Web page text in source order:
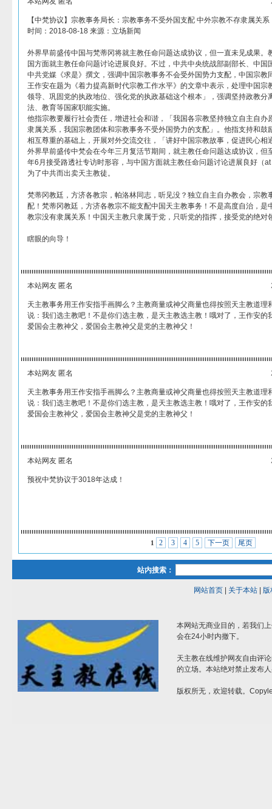
【中梵协议】宗教事务局长：宗教事务不受外国支配 中外宗教不存隶属关系
时间：2018-08-18 来源：立场新闻
外界早前盛传中国与梵蒂冈将就主教任命问题达成协议，但一直未见成果。
国方面就主教任命问题讨论进展良好。不过，中共中央统战部副部长、中国
中共党媒《求是》撰文，强调中国宗教事务不会受外国势力支配，中国宗教
王作安在题为《着力提高新时代宗教工作水平》的文章中表示，处理中国宗
领导、巩固党的执政地位、强化党的执政基础这个根本」，强调坚持政教分
法、教育等国家职能实施。
他指宗教要履行社会责任，增进社会和谐，「我国各宗教坚持独立自主自办
隶属关系，我国宗教团体和宗教事务不受外国势力的支配」。他指支持和鼓
相互尊重的基础上，开展对外交流交往，「讲好中国宗教故事，促进民心相
外界早前盛传中梵会在今年三月复活节期间，就主教任命问题达成协议，但
年6月接受路透社专访时形容，与中国方面就主教任命问题讨论进展良好（
为了中共而出卖天主教徒。
梵蒂冈教廷，方济各教宗，帕洛林同志，听见没？独立自主自办教会，宗教
配！梵蒂冈教廷，方济各教宗不能支配中国天主教事务！不是高度自治，是
教宗没有隶属关系！中国天主教只隶属于党，只听党的指挥，接受党的绝对
瞎眼的向导！
本站网友 匿名
天主教事务用王作安指手画脚么？主教商量或神父商量也得按照天主教道理
说：我们选主教吧！不是你们选主教，是天主教选主教！哦对了，王作安的
爱国会主教神父，爱国会主教神父是党的主教神父！
本站网友 匿名
天主教事务用王作安指手画脚么？主教商量或神父商量也得按照天主教道理
说：我们选主教吧！不是你们选主教，是天主教选主教！哦对了，王作安的
爱国会主教神父，爱国会主教神父是党的主教神父！
本站网友 匿名
预祝中梵协议于3018年达成！
1 2 3 4 5 下一页 尾页
站内搜索：
网站首页| 关于本站| 版
本网站无商业目的，若我们
会在24小时内撤下。
天主教在线维护网友自由评
的立场。本站绝对禁止发布
版权所无，欢迎转载。